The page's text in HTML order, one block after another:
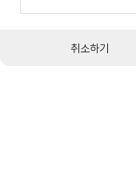
취소하기